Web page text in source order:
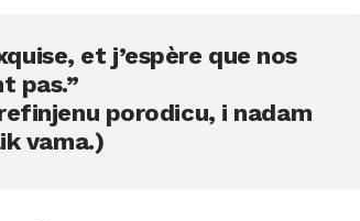
et j’espère que nos
pas.”
porodicu, i nadam
vama.)